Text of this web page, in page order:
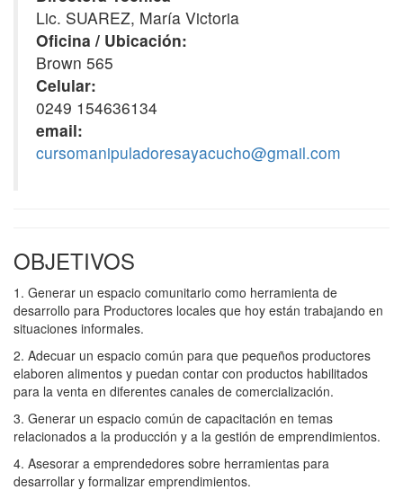
Lic. SUAREZ, María Victoria
Oficina / Ubicación:
Brown 565
Celular:
0249 154636134
email:
cursomanipuladoresayacucho@gmail.com
OBJETIVOS
1. Generar un espacio comunitario como herramienta de
desarrollo para Productores locales que hoy están trabajando en
situaciones informales.
2. Adecuar un espacio común para que pequeños productores
elaboren alimentos y puedan contar con productos habilitados
para la venta en diferentes canales de comercialización.
3. Generar un espacio común de capacitación en temas
relacionados a la producción y a la gestión de emprendimientos.
4. Asesorar a emprendedores sobre herramientas para
desarrollar y formalizar emprendimientos.